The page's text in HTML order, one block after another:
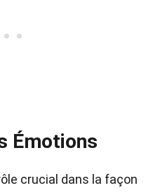
Émotions
crucial dans la façon